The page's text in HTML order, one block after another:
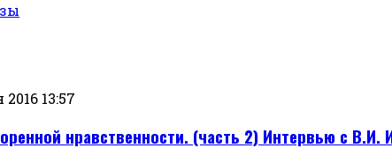
13:57
нравственности. (часть 2) Интервью с В.И.